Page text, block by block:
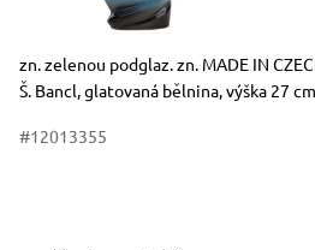
Rozměry
Stručný popis předmětu
zn. zelenou podglaz. zn. MADE IN
Š. Bancl, glatovaná bělnina, výška 27 cm
#12013355